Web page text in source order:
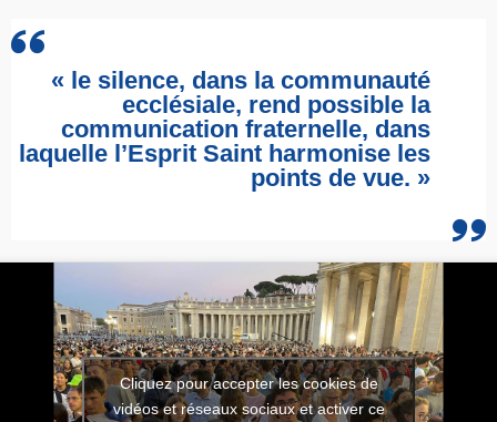
« le silence, dans la communauté
ecclésiale, rend possible la
communication fraternelle, dans
laquelle l’Esprit Saint harmonise les
points de vue. »
Cliquez pour accepter les cookies de
vidéos et réseaux sociaux et activer ce